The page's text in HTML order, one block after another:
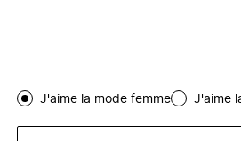
J'aime la mode femme J'aime